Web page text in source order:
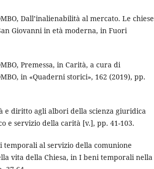
Dall’inalienabilità al mercato. Le chiese
Giovanni in età moderna, in Fuori
Premessa, in Carità, a cura di
in «Quaderni storici», 162 (2019), pp.
e diritto agli albori della scienza giuridica
e servizio della carità [v.], pp. 41-103.
temporali al servizio della comunione
vita della Chiesa, in I beni temporali nella